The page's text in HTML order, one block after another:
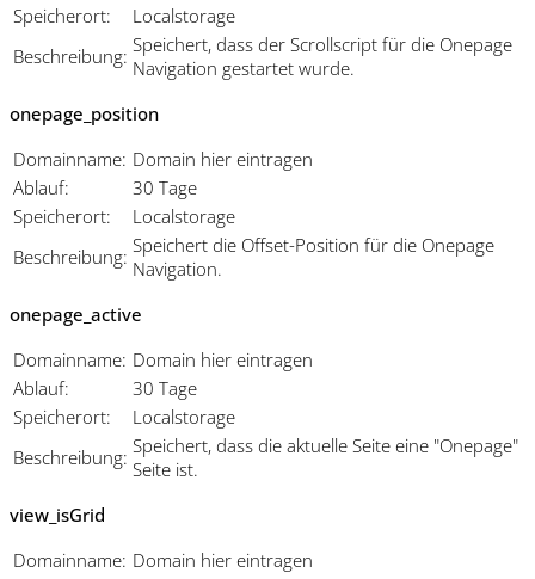
Speicherort:
Localstorage
Beschreibung: Speichert, dass der Scrollscript für die Onepage
Navigation gestartet wurde.
onepage_position
Domainname: Domain hier eintragen
Ablauf:
30 Tage
Speicherort:
Localstorage
Beschreibung: Speichert die Offset-Position für die Onepage
Navigation.
onepage_active
Domainname: Domain hier eintragen
Ablauf:
30 Tage
Speicherort:
Localstorage
Beschreibung: Speichert, dass die aktuelle Seite eine "Onepage"
Seite ist.
view_isGrid
Domainname: Domain hier eintragen